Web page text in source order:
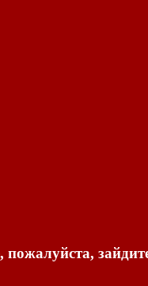
пожалуйста,